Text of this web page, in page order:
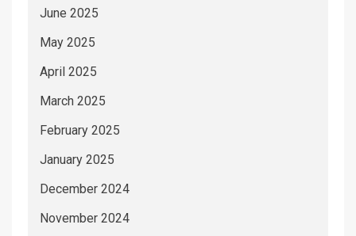
June 2025
May 2025
April 2025
March 2025
February 2025
January 2025
December 2024
November 2024